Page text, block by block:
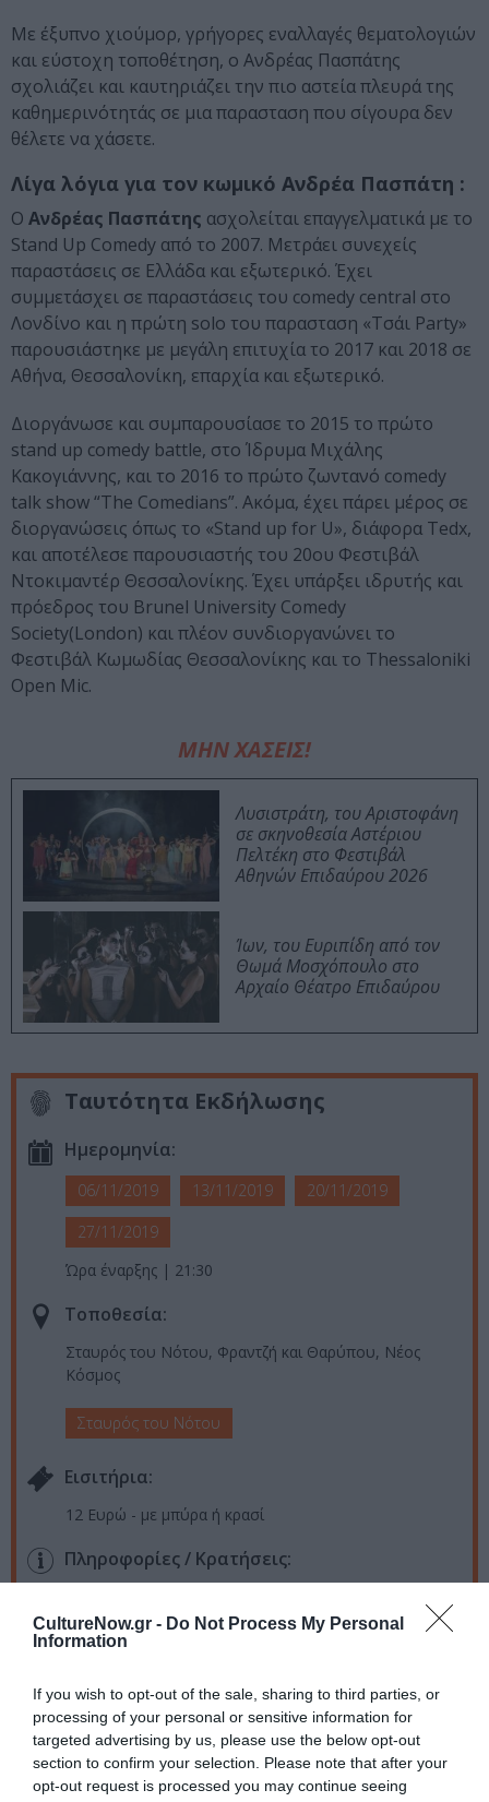
CultureNow.gr - Do Not Process My Personal
Information
If you wish to opt-out of the sale, sharing to third parties, or
processing of your personal or sensitive information for
targeted advertising by us, please use the below opt-out
section to confirm your selection. Please note that after your
opt-out request is processed you may continue seeing
Με έξυπνο χιούμορ, γρήγορες εναλλαγές θεματολογιών
και εύστοχη τοποθέτηση, ο Ανδρέας Πασπάτης
σχολιάζει και καυτηριάζει την πιο αστεία πλευρά της
καθημερινότητάς σε μια παρασταση που σίγουρα δεν
θέλετε να χάσετε.
Λίγα λόγια για τον κωμικό Ανδρέα Πασπάτη :
O Ανδρέας Πασπάτης ασχολείται επαγγελματικά με το
Stand Up Comedy από το 2007. Μετράει συνεχείς
παραστάσεις σε Ελλάδα και εξωτερικό. Έχει
συμμετάσχει σε παραστάσεις του comedy central στο
Λονδίνο και η πρώτη solo του παρασταση «Τσάι Party»
παρουσιάστηκε με μεγάλη επιτυχία το 2017 και 2018 σε
Αθήνα, Θεσσαλονίκη, επαρχία και εξωτερικό.
Διοργάνωσε και συμπαρουσίασε το 2015 το πρώτο
stand up comedy battle, στο Ίδρυμα Μιχάλης
Κακογιάννης, και το 2016 το πρώτο ζωντανό comedy
talk show “The Comedians”. Ακόμα, έχει πάρει μέρος σε
διοργανώσεις όπως το «Stand up for U», διάφορα Tedx,
και αποτέλεσε παρουσιαστής του 20ου Φεστιβάλ
Ντοκιμαντέρ Θεσσαλονίκης. Έχει υπάρξει ιδρυτής και
πρόεδρος του Brunel University Comedy
Society(London) και πλέον συνδιοργανώνει το
Φεστιβάλ Κωμωδίας Θεσσαλονίκης και το Thessaloniki
Open Mic.
ΜΗΝ ΧΑΣΕΙΣ!
Λυσιστράτη, του Αριστοφάνη
σε σκηνοθεσία Αστέριου
Πελτέκη στο Φεστιβάλ
Αθηνών Επιδαύρου 2026
Ίων, του Ευριπίδη από τον
Θωμά Μοσχόπουλο στο
Αρχαίο Θέατρο Επιδαύρου
Ταυτότητα Εκδήλωσης
Ημερομηνία:
06/11/2019 13/11/2019
20/11/2019
27/11/2019
Ώρα έναρξης | 21:30
Τοποθεσία:
Σταυρός του Νότου, Φραντζή και Θαρύπου, Νέος
Κόσμος
Σταυρός του Νότου
Eισιτήρια:
12 Ευρώ - με μπύρα ή κρασί
Πληροφορίες / Κρατήσεις:
μάθετε πρώτοι όλες τις ειδήσεις
Δείτε όλα τατελευταία νέαγια την Τέχνη και τον
Πολιτισμό στοCulturenow.gr